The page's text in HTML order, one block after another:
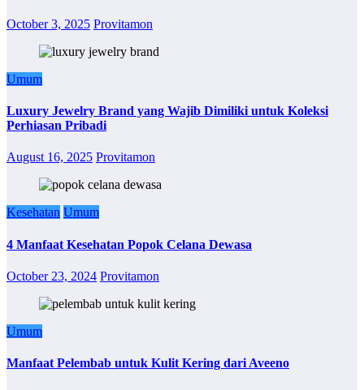
October 3, 2025 Provitamon
Umum
Luxury Jewelry Brand yang Wajib Dimiliki untuk Koleksi
Perhiasan Pribadi
August 16, 2025 Provitamon
Kesehatan Umum
4 Manfaat Kesehatan Popok Celana Dewasa
October 23, 2024 Provitamon
Umum
Manfaat Pelembab untuk Kulit Kering dari Aveeno